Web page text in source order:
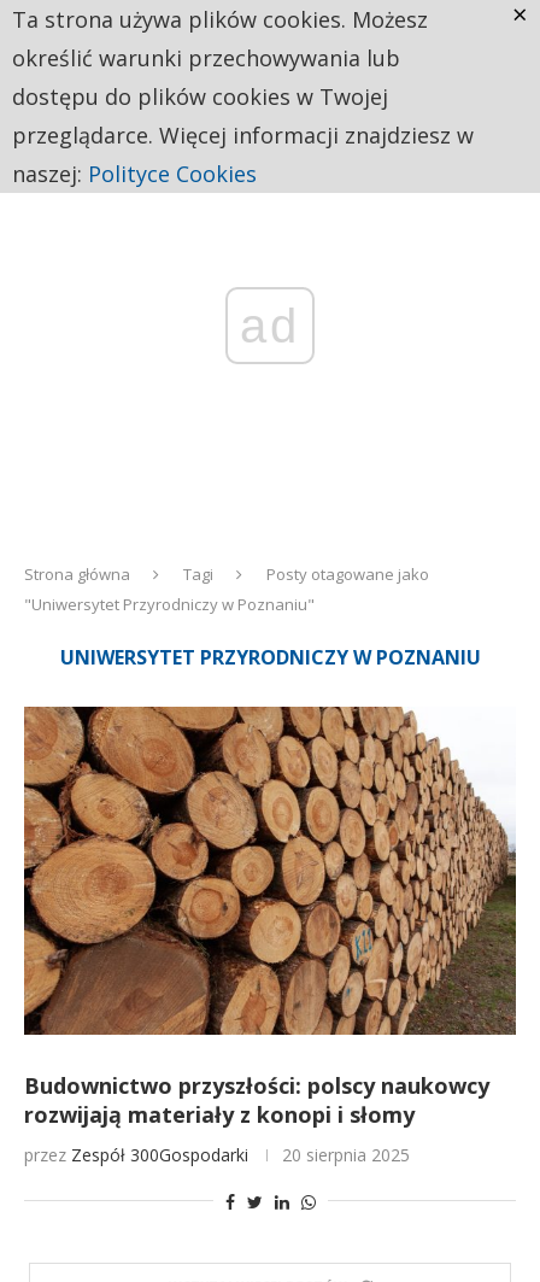
ad
Strona główna Tagi
Posty otagowane jako
"Uniwersytet Przyrodniczy w Poznaniu"
UNIWERSYTET PRZYRODNICZY W POZNANIU
Budownictwo przyszłości: polscy naukowcy
rozwijają materiały z konopi i słomy
przez Zespół 300Gospodarki 20 sierpnia 2025
Ta strona używa plików cookies. Możesz
określić warunki przechowywania lub
dostępu do plików cookies w Twojej
przeglądarce. Więcej informacji znajdziesz w
naszej: Polityce Cookies
×